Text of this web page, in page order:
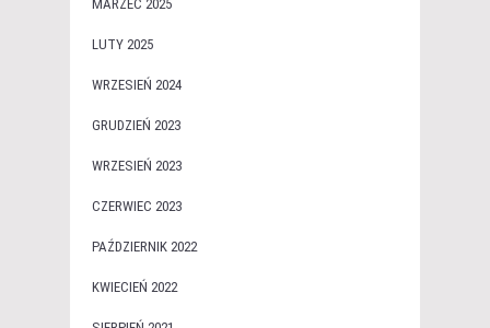
MARZEC 2025
LUTY 2025
WRZESIEŃ 2024
GRUDZIEŃ 2023
WRZESIEŃ 2023
CZERWIEC 2023
PAŹDZIERNIK 2022
KWIECIEŃ 2022